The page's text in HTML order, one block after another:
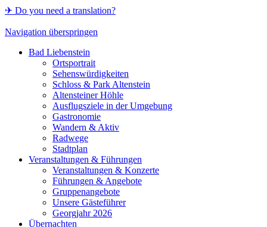
✈ Do you need a translation?
Navigation überspringen
Bad Liebenstein
Ortsportrait
Sehenswürdigkeiten
Schloss & Park Altenstein
Altensteiner Höhle
Ausflugsziele in der Umgebung
Gastronomie
Wandern & Aktiv
Radwege
Stadtplan
Veranstaltungen & Führungen
Veranstaltungen & Konzerte
Führungen & Angebote
Gruppenangebote
Unsere Gästeführer
Georgjahr 2026
Übernachten